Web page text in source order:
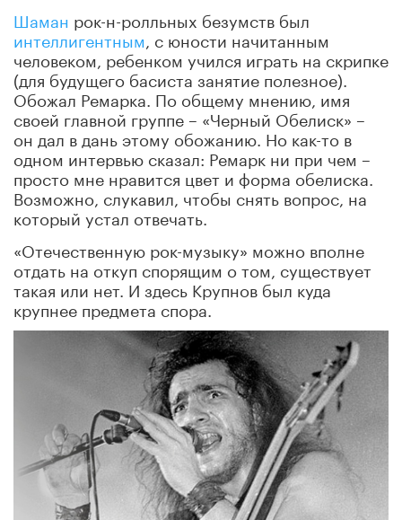
Шаман рок-н-ролльных безумств был
интеллигентным , с юности начитанным
человеком, ребенком учился играть на скрипке
(для будущего басиста занятие полезное).
Обожал Ремарка. По общему мнению, имя
своей главной группе – «Черный Обелиск» –
он дал в дань этому обожанию. Но как-то в
одном интервью сказал: Ремарк ни при чем –
просто мне нравится цвет и форма обелиска.
Возможно, слукавил, чтобы снять вопрос, на
который устал отвечать.
«Отечественную рок-музыку» можно вполне
отдать на откуп спорящим о том, существует
такая или нет. И здесь Крупнов был куда
крупнее предмета спора.